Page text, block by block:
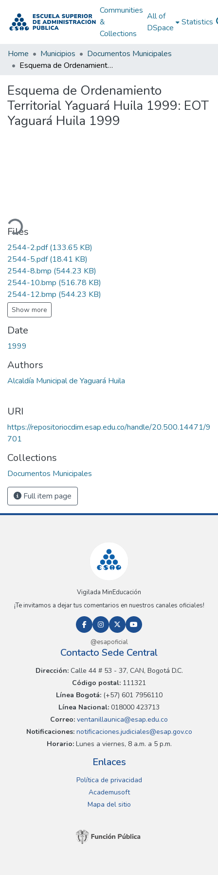
Communities
&
Collections
All of
DSpace
Statistics
Home Municipios
Documentos Municipales
Esquema de Ordenamiento Territorial Yaguará Huila 1999: EOT Yaguará Huila 1999
Esquema de Ordenamiento
Territorial Yaguará Huila 1999: EOT
Yaguará Huila 1999
Files
2544-2.pdf(133.65 KB)
2544-5.pdf(18.41 KB)
2544-8.bmp (544.23 KB)
2544-10.bmp (516.78 KB)
2544-12.bmp (544.23 KB)
Show more
Date
1999
Authors
Alcaldía Municipal de Yaguará Huila
URI
https://repositoriocdim.esap.edu.co/handle/20.500.14471/9
701
Collections
Documentos Municipales
Full item page
Vigilada MinEducación
¡Te invitamos a dejar tus comentarios en nuestros canales oficiales!
@esapoficial
Contacto Sede Central
Dirección:Calle 44 # 53 - 37, CAN, Bogotá D.C.
Código postal: 111321
Línea Bogotá:(+57) 601 7956110
Línea Nacional: 018000 423713
Correo: ventanillaunica@esap.edu.co
Notificaciones:notificaciones.judiciales@esap.gov.co
Horario:Lunes a viernes, 8 a.m. a 5 p.m.
Enlaces
Política de privacidad
Academusoft
Mapa del sitio